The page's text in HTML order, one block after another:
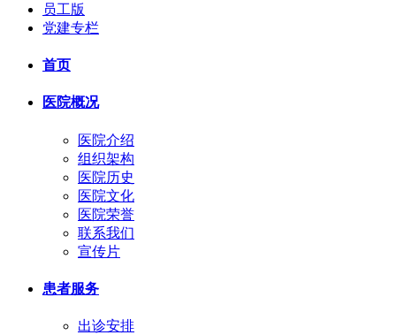
员工版
党建专栏
首页
医院概况
医院介绍
组织架构
医院历史
医院文化
医院荣誉
联系我们
宣传片
患者服务
出诊安排